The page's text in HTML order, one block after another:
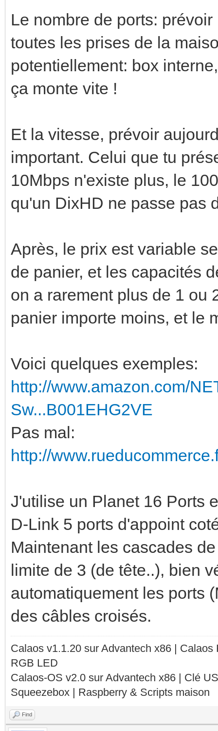
Le nombre de ports:
toutes les prises de la
potentiellement: box
ça monte vite !
Et la vitesse, prévoir
important. Celui que tu
10Mbps n'existe plus, le
qu'un DixHD ne passe pas
Après, le prix est variable
de panier, et les capacités
on a rarement plus de 1 ou
panier importe moins, et le
Voici quelques exemples:
http://www.amazon.com/
Sw...B001EHG2VE
Pas mal:
http://
J'utilise un Planet 16 Ports
D-Link 5 ports d'appoint
Maintenant les cascades
limite de 3 (de tête..), bien
automatiquement les ports
des câbles croisés.
Calaos v1.1.20 sur Advantech x86 |
RGB LED
Calaos-OS v2.0 sur Advantech x86 | Clé
Squeezebox | Raspberry & Scripts maison
Find